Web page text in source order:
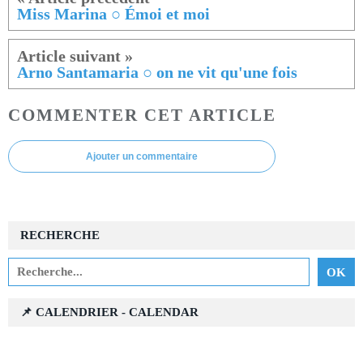
Miss Marina ○ Émoi et moi
Arno Santamaria ○ on ne vit qu'une fois
COMMENTER CET ARTICLE
Ajouter un commentaire
RECHERCHE
📌 CALENDRIER - CALENDAR